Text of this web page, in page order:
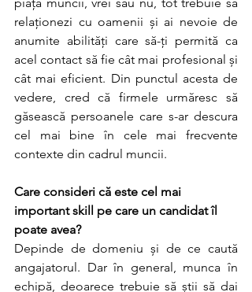
relaționezi cu oamenii și ai nevoie de
anumite abilități care să-ți permită ca
acel contact să fie cât mai profesional și
cât mai eficient. Din punctul acesta de
vedere, cred că firmele urmăresc să
găsească persoanele care s-ar descura
cel mai bine în cele mai frecvente
contexte din cadrul muncii.
Care consideri că este cel mai
important skill pe care un candidat îl
poate avea?
Depinde de domeniu și de ce caută
angajatorul. Dar în general, munca în
echipă, deoarece trebuie să știi să dai